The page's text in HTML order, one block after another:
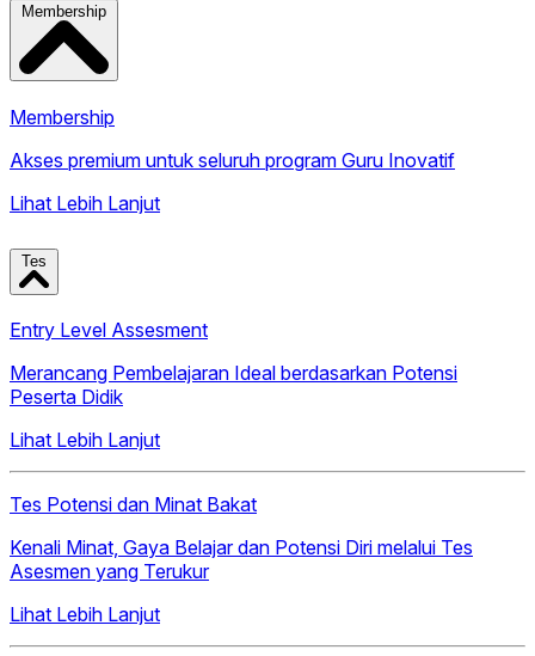
Membership
Membership
Akses premium untuk seluruh program Guru Inovatif
Lihat Lebih Lanjut
Tes
Entry Level Assesment
Merancang Pembelajaran Ideal berdasarkan Potensi
Peserta Didik
Lihat Lebih Lanjut
Tes Potensi dan Minat Bakat
Kenali Minat, Gaya Belajar dan Potensi Diri melalui Tes
Asesmen yang Terukur
Lihat Lebih Lanjut